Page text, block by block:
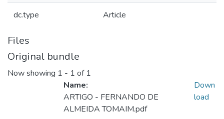
dc.type Article
Files
Original bundle
Now showing 1 - 1 of 1
Name:
ARTIGO - FERNANDO DE
ALMEIDA TOMAIM.pdf
Down
load